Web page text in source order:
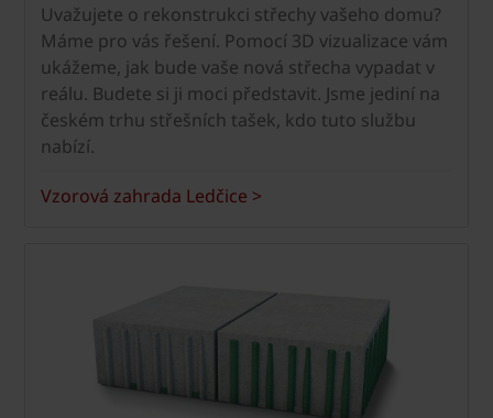
Uvažujete o rekonstrukci střechy vašeho domu?
Máme pro vás řešení. Pomocí 3D vizualizace vám
ukážeme, jak bude vaše nová střecha vypadat v
reálu. Budete si ji moci představit. Jsme jediní na
českém trhu střešních tašek, kdo tuto službu
nabízí.
Vzorová zahrada Ledčice >